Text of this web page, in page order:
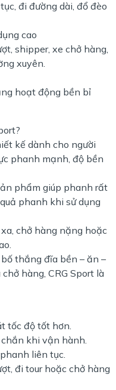
đi đường dài, đổ đèo
cao
shipper, xe chở hàng,
xuyên.
hoạt động bền bỉ
kế dành cho người
phanh mạnh, độ bền
phẩm giúp phanh rất
phanh khi sử dụng
chở hàng nặng hoặc
thắng đĩa bền – ăn –
hàng, CRG Sport là
tốc độ tốt hơn.
khi vận hành.
liên tục.
đi tour hoặc chở hàng